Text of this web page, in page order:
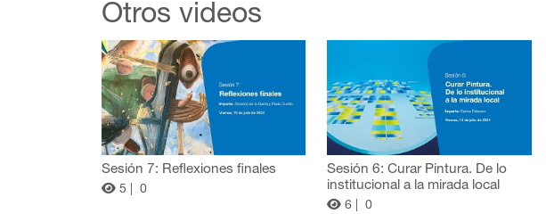
Otros videos
Sesión 7: Reflexiones finales
5 | 0
Sesión 6: Curar Pintura. De lo
institucional a la mirada local
6 | 0